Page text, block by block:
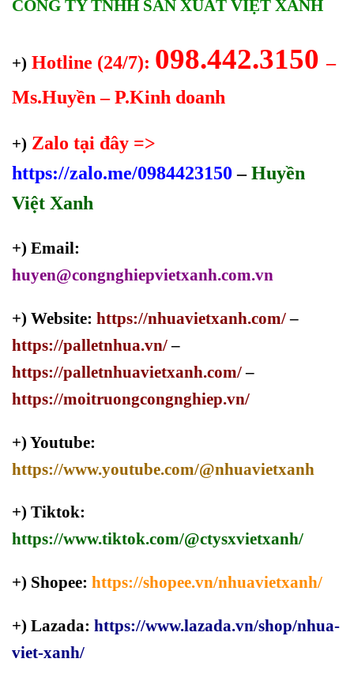
CÔNG TY TNHH SẢN XUẤT VIỆT XANH
+) Hotline (24/7): 098.442.3150–
Ms.Huyền – P.Kinh doanh
+) Zalo tại đây =>
https://zalo.me/0984423150 –Huyền
Việt Xanh
+) Email:
huyen@congnghiepvietxanh.com.vn
+) Website: https://nhuavietxanh.com/–
https://palletnhua.vn/ –
https://palletnhuavietxanh.com/ –
https://moitruongcongnghiep.vn/
+) Youtube:
https://www.youtube.com/@nhuavietxanh
+) Tiktok:
https://www.tiktok.com/@ctysxvietxanh/
+) Shopee: https://shopee.vn/nhuavietxanh/
+) Lazada: https://www.lazada.vn/shop/nhua-
viet-xanh/